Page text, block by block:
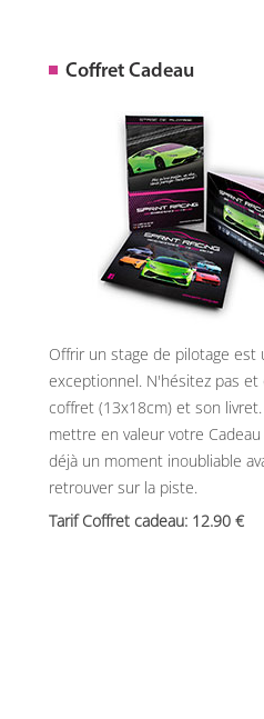
Coffret Cadeau
Offrir un stage de pilotage est
exceptionnel. N'hésitez pas et
coffret (13x18cm) et son
mettre en valeur votre
déjà un moment inoubliable
retrouver sur la piste.
Tarif Coffret cadeau: 12.90